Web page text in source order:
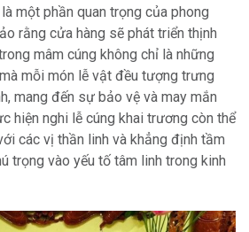
một phần quan trọng của phong
rằng cửa hàng sẽ phát triển thịnh
mâm cúng không chỉ là những
mỗi món lễ vật đều tượng trưng
mang đến sự bảo vệ và may mắn
hiện nghi lễ cúng khai trương còn thể
các vị thần linh và khẳng định tầm
trọng vào yếu tố tâm linh trong kinh